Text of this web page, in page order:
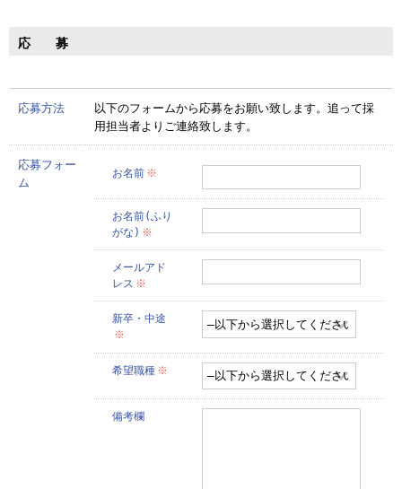
応 募
応募方法
以下のフォームから応募をお願い致します。追って採
用担当者よりご連絡致します。
応募フォー
ム
お名前 ※
お名前(ふり
がな) ※
メールアド
レス ※
新卒・中途
※
希望職種 ※
備考欄